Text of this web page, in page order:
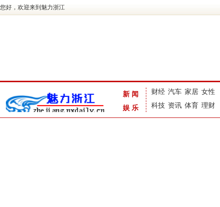
您好，欢迎来到魅力浙江
新闻
娱乐
财经 汽车 家居 女性
科技 资讯 体育 理财